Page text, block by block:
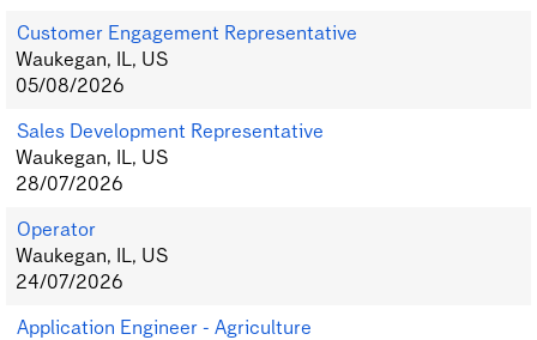
Customer Engagement Representative
Waukegan, IL, US
05/08/2026
Sales Development Representative
Waukegan, IL, US
28/07/2026
Operator
Waukegan, IL, US
24/07/2026
Application Engineer - Agriculture